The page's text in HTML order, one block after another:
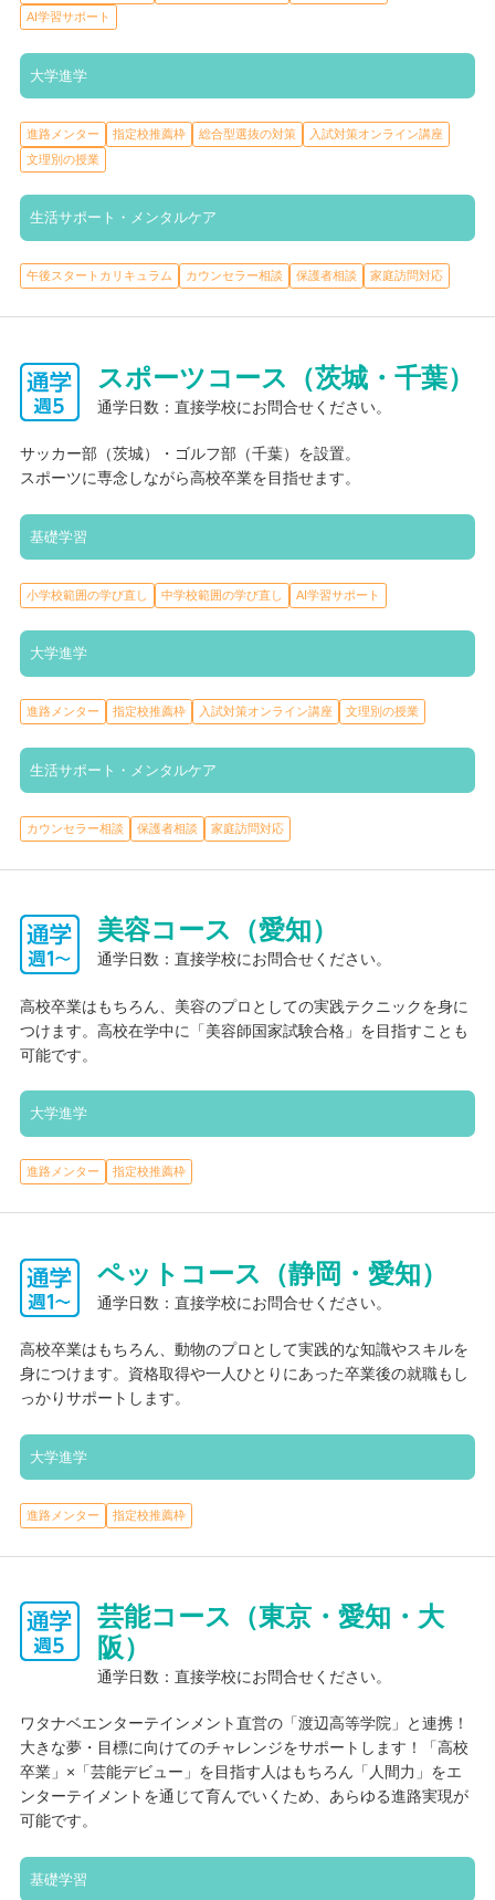
AI学習サポート
大学進学
進路メンター 指定校推薦枠 総合型選抜の対策
入試対策オンライン講座
文理別の授業
生活サポート・メンタルケア
午後スタートカリキュラム カウンセラー相談 保護者相談 家庭訪問対応
スポーツコース（茨城・千葉）
通学日数：直接学校にお問合せください。
サッカー部（茨城）・ゴルフ部（千葉）を設置。
スポーツに専念しながら高校卒業を目指せます。
基礎学習
小学校範囲の学び直し 中学校範囲の学び直し AI学習サポート
大学進学
進路メンター 指定校推薦枠 入試対策オンライン講座 文理別の授業
生活サポート・メンタルケア
カウンセラー相談 保護者相談 家庭訪問対応
美容コース（愛知）
通学日数：直接学校にお問合せください。
高校卒業はもちろん、美容のプロとしての実践テクニックを身に
つけます。高校在学中に「美容師国家試験合格」を目指すことも
可能です。
大学進学
進路メンター 指定校推薦枠
ペットコース（静岡・愛知）
通学日数：直接学校にお問合せください。
高校卒業はもちろん、動物のプロとして実践的な知識やスキルを
身につけます。資格取得や一人ひとりにあった卒業後の就職もし
っかりサポートします。
大学進学
進路メンター 指定校推薦枠
芸能コース（東京・愛知・大
阪）
通学日数：直接学校にお問合せください。
ワタナベエンターテインメント直営の「渡辺高等学院」と連携！
大きな夢・目標に向けてのチャレンジをサポートします！「高校
卒業」×「芸能デビュー」を目指す人はもちろん「人間力」をエ
ンターテイメントを通じて育んでいくため、あらゆる進路実現が
可能です。
基礎学習